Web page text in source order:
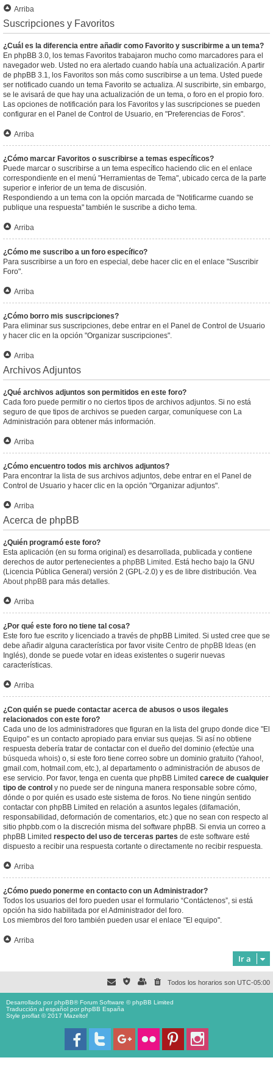
Arriba
Suscripciones y Favoritos
¿Cuál es la diferencia entre añadir como Favorito y suscribirme a un tema?
En phpBB 3.0, los temas Favoritos trabajaron mucho como marcadores para el
navegador web. Usted no era alertado cuando había una actualización. A partir
de phpBB 3.1, los Favoritos son más como suscribirse a un tema. Usted puede
ser notificado cuando un tema Favorito se actualiza. Al suscribirte, sin embargo,
se le avisará de que hay una actualización de un tema, o foro en el propio foro.
Las opciones de notificación para los Favoritos y las suscripciones se pueden
configurar en el Panel de Control de Usuario, en "Preferencias de Foros".
Arriba
¿Cómo marcar Favoritos o suscribirse a temas específicos?
Puede marcar o suscribirse a un tema específico haciendo clic en el enlace
correspondiente en el menú "Herramientas de Tema", ubicado cerca de la parte
superior e inferior de un tema de discusión.
Respondiendo a un tema con la opción marcada de "Notificarme cuando se
publique una respuesta" también le suscribe a dicho tema.
Arriba
¿Cómo me suscribo a un foro específico?
Para suscribirse a un foro en especial, debe hacer clic en el enlace "Suscribir
Foro".
Arriba
¿Cómo borro mis suscripciones?
Para eliminar sus suscripciones, debe entrar en el Panel de Control de Usuario
y hacer clic en la opción "Organizar suscripciones".
Arriba
Archivos Adjuntos
¿Qué archivos adjuntos son permitidos en este foro?
Cada foro puede permitir o no ciertos tipos de archivos adjuntos. Si no está
seguro de que tipos de archivos se pueden cargar, comuníquese con La
Administración para obtener más información.
Arriba
¿Cómo encuentro todos mis archivos adjuntos?
Para encontrar la lista de sus archivos adjuntos, debe entrar en el Panel de
Control de Usuario y hacer clic en la opción "Organizar adjuntos".
Arriba
Acerca de phpBB
¿Quién programó este foro?
Esta aplicación (en su forma original) es desarrollada, publicada y contiene
derechos de autor pertenecientes a phpBB Limited . Está hecho bajo la GNU
(Licencia Pública General) versión 2 (GPL-2.0) y es de libre distribución. Vea
About phpBB para más detalles.
Arriba
¿Por qué este foro no tiene tal cosa?
Este foro fue escrito y licenciado a través de phpBB Limited. Si usted cree que se
debe añadir alguna característica por favor visite Centro de phpBB Ideas (en
Inglés), donde se puede votar en ideas existentes o sugerir nuevas
características.
Arriba
¿Con quién se puede contactar acerca de abusos o usos ilegales
relacionados con este foro?
Cada uno de los administradores que figuran en la lista del grupo donde dice "El
Equipo" es un contacto apropiado para enviar sus quejas. Si así no obtiene
respuesta debería tratar de contactar con el dueño del dominio (efectúe una
búsqueda whois) o, si este foro tiene correo sobre un dominio gratuito (Yahoo!,
gmail.com, hotmail.com, etc.), al departamento o administración de abusos de
ese servicio. Por favor, tenga en cuenta que phpBB Limited carece de cualquier
tipo de control y no puede ser de ninguna manera responsable sobre cómo,
dónde o por quién es usado este sistema de foros. No tiene ningún sentido
contactar con phpBB Limited en relación a asuntos legales (difamación,
responsabilidad, deformación de comentarios, etc.) que no sean con respecto al
sitio phpbb.com o la discreción misma del software phpBB. Si envia un correo a
phpBB Limited respecto del uso de terceras partes de este software esté
dispuesto a recibir una respuesta cortante o directamente no recibir respuesta.
Arriba
¿Cómo puedo ponerme en contacto con un Administrador?
Todos los usuarios del foro pueden usar el formulario “Contáctenos”, si está
opción ha sido habilitada por el Administrador del foro.
Los miembros del foro también pueden usar el enlace "El equipo".
Arriba
Ir a
Todos los horarios son UTC-05:00
Desarrollado porphpBB® Forum Software © phpBB Limited
Traducción al español porphpBB España
Style proflat © 2017 Mazeltof